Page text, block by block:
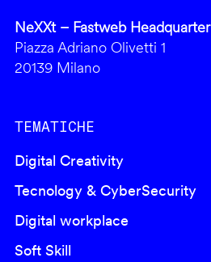
NeXXt – Fastweb Headquarter
Piazza Adriano Olivetti 1
20139 Milano
TEMATICHE
Digital Creativity
Tecnology & CyberSecurity
Digital workplace
Soft Skill